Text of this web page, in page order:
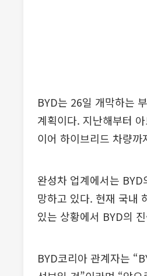
BYD는 26일 개막하는
계획이다. 지난해부터
이어 하이브리드 차량
완성차 업계에서는
망하고 있다. 현재 국내
있는 상황에서 BYD의
BYD코리아 관계자는